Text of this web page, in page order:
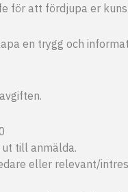
för att fördjupa er
en trygg och
till anmälda.
eller relevant/